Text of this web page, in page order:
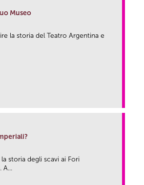
Museo
la storia del Teatro Argentina e
storia degli scavi ai Fori
A...